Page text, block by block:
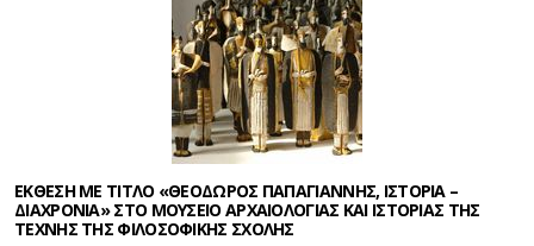
ΕΚΘΕΣΗ ΜΕ ΤΙΤΛΟ «ΘΕΟΔΩΡΟΣ ΠΑΠΑΓΙΑΝΝΗΣ, ΙΣΤΟΡΙΑ –
ΔΙΑΧΡΟΝΙΑ» ΣΤΟ ΜΟΥΣΕΙΟ ΑΡΧΑΙΟΛΟΓΙΑΣ ΚΑΙ ΙΣΤΟΡΙΑΣ ΤΗΣ
ΤΕΧΝΗΣ ΤΗΣ ΦΙΛΟΣΟΦΙΚΗΣ ΣΧΟΛΗΣ